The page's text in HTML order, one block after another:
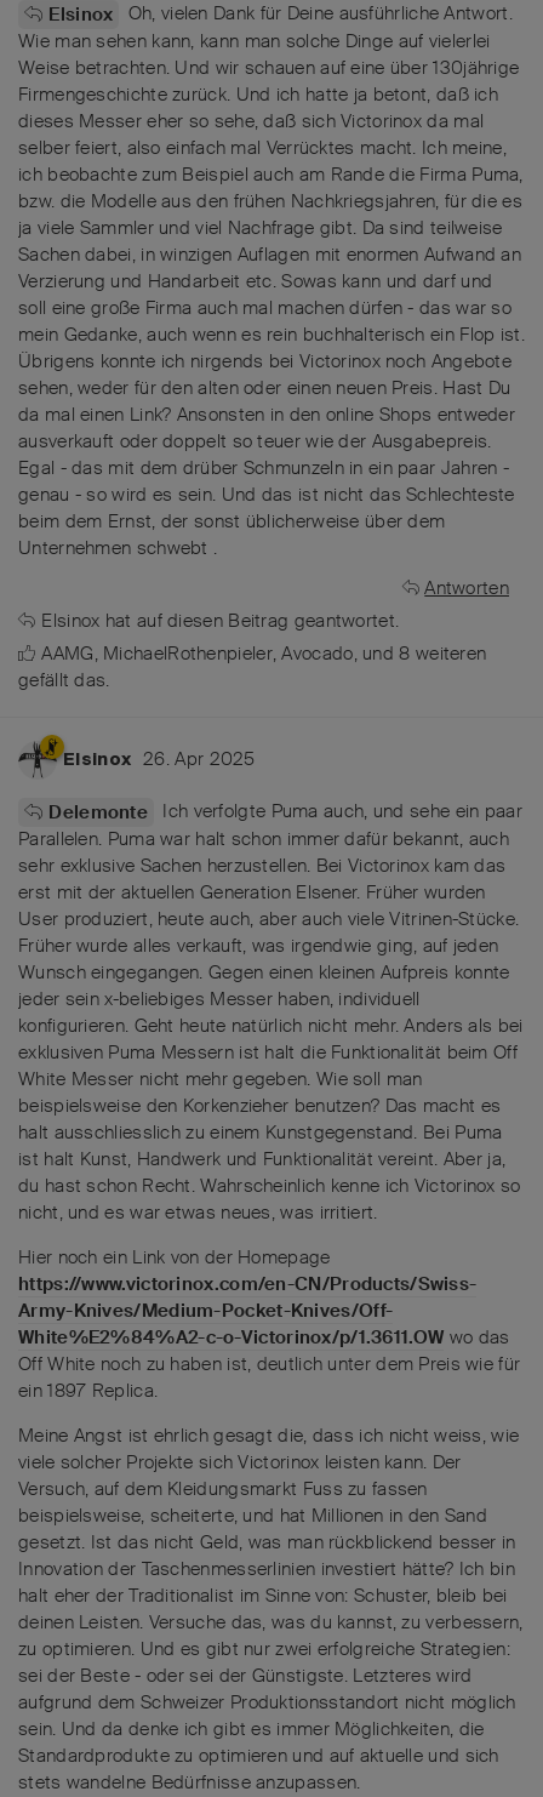
Elsinox
Oh, vielen Dank für Deine ausführliche Antwort.
Wie man sehen kann, kann man solche Dinge auf vielerlei
Weise betrachten. Und wir schauen auf eine über 130jährige
Firmengeschichte zurück. Und ich hatte ja betont, daß ich
dieses Messer eher so sehe, daß sich Victorinox da mal
selber feiert, also einfach mal Verrücktes macht. Ich meine,
ich beobachte zum Beispiel auch am Rande die Firma Puma,
bzw. die Modelle aus den frühen Nachkriegsjahren, für die es
ja viele Sammler und viel Nachfrage gibt. Da sind teilweise
Sachen dabei, in winzigen Auflagen mit enormen Aufwand an
Verzierung und Handarbeit etc. Sowas kann und darf und
soll eine große Firma auch mal machen dürfen - das war so
mein Gedanke, auch wenn es rein buchhalterisch ein Flop ist.
Übrigens konnte ich nirgends bei Victorinox noch Angebote
sehen, weder für den alten oder einen neuen Preis. Hast Du
da mal einen Link? Ansonsten in den online Shops entweder
ausverkauft oder doppelt so teuer wie der Ausgabepreis.
Egal - das mit dem drüber Schmunzeln in ein paar Jahren -
genau - so wird es sein. Und das ist nicht das Schlechteste
beim dem Ernst, der sonst üblicherweise über dem
Unternehmen schwebt .
Antworten
Elsinox hat auf diesen Beitrag geantwortet.
AAMG, MichaelRothenpieler,Avocado, und8 weiteren
gefällt das.
Elsinox 26. Apr 2025
Delemonte
Ich verfolgte Puma auch, und sehe ein paar
Parallelen. Puma war halt schon immer dafür bekannt, auch
sehr exklusive Sachen herzustellen. Bei Victorinox kam das
erst mit der aktuellen Generation Elsener. Früher wurden
User produziert, heute auch, aber auch viele Vitrinen-Stücke.
Früher wurde alles verkauft, was irgendwie ging, auf jeden
Wunsch eingegangen. Gegen einen kleinen Aufpreis konnte
jeder sein x-beliebiges Messer haben, individuell
konfigurieren. Geht heute natürlich nicht mehr. Anders als bei
exklusiven Puma Messern ist halt die Funktionalität beim Off
White Messer nicht mehr gegeben. Wie soll man
beispielsweise den Korkenzieher benutzen? Das macht es
halt ausschliesslich zu einem Kunstgegenstand. Bei Puma
ist halt Kunst, Handwerk und Funktionalität vereint. Aber ja,
du hast schon Recht. Wahrscheinlich kenne ich Victorinox so
nicht, und es war etwas neues, was irritiert.
Hier noch ein Link von der Homepage
https://www.victorinox.com/en-CN/Products/Swiss-
Army-Knives/Medium-Pocket-Knives/Off-
White%E2%84%A2-c-o-Victorinox/p/1.3611.OW wo das
Off White noch zu haben ist, deutlich unter dem Preis wie für
ein 1897 Replica.
Meine Angst ist ehrlich gesagt die, dass ich nicht weiss, wie
viele solcher Projekte sich Victorinox leisten kann. Der
Versuch, auf dem Kleidungsmarkt Fuss zu fassen
beispielsweise, scheiterte, und hat Millionen in den Sand
gesetzt. Ist das nicht Geld, was man rückblickend besser in
Innovation der Taschenmesserlinien investiert hätte? Ich bin
halt eher der Traditionalist im Sinne von: Schuster, bleib bei
deinen Leisten. Versuche das, was du kannst, zu verbessern,
zu optimieren. Und es gibt nur zwei erfolgreiche Strategien:
sei der Beste - oder sei der Günstigste. Letzteres wird
aufgrund dem Schweizer Produktionsstandort nicht möglich
sein. Und da denke ich gibt es immer Möglichkeiten, die
Standardprodukte zu optimieren und auf aktuelle und sich
stets wandelne Bedürfnisse anzupassen.